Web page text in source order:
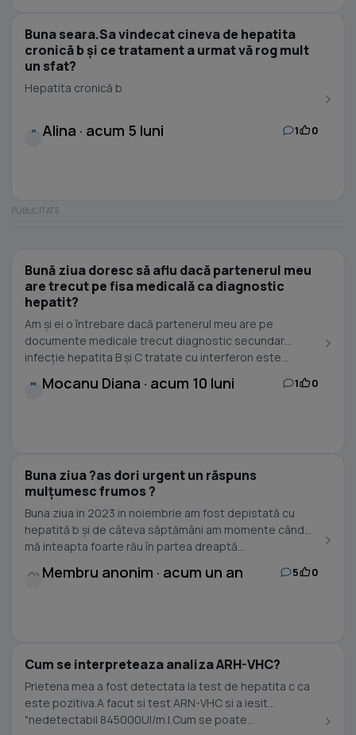
Buna seara.Sa vindecat cineva de hepatita
cronică b și ce tratament a urmat vă rog mult
un sfat?
Hepatita cronică b
A Alina · acum 5 luni 1 0
Bună ziua doresc să aflu dacă partenerul meu
are trecut pe fisa medicală ca diagnostic
hepatit?
Am și ei o întrebare dacă partenerul meu are pe
documente medicale trecut diagnostic secundar
infecție hepatita B și C tratate cu interferon este...
M Mocanu Diana · acum 10 luni 1 0
Buna ziua ?as dori urgent un răspuns
mulțumesc frumos ?
Buna ziua in 2023 in noiembrie am fost depistată cu
hepatită b și de câteva săptămâni am momente când
mă inteapta foarte rău în partea dreaptă...
Membru anonim · acum un an 5 0
Cum se interpreteaza analiza ARH-VHC?
Prietena mea a fost detectata la test de hepatita c ca
este pozitiva.A facut si test ARN-VHC si a iesit
"nedetectabil 845000UI/m.l.Cum se poate...